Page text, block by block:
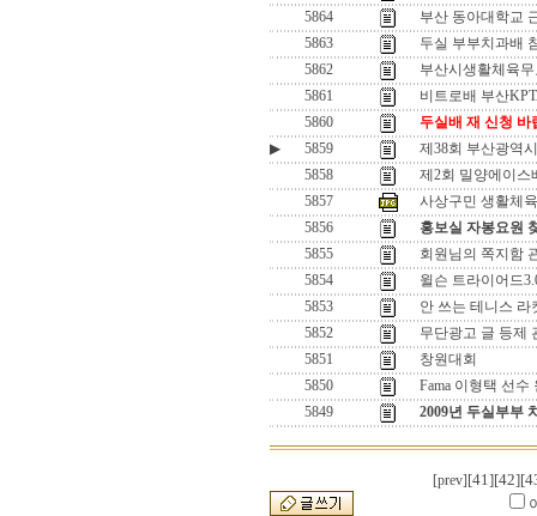
5864
부산 동아대학교
5863
두실 부부치과배
5862
부산시생활체육
5861
비트로배 부산
5860
두실배 재 신청 바
▶
5859
제38회 부산광역
5858
제2회 밀양에이스
5857
사상구민 생활체
5856
홍보실 자봉요원
5855
회원님의 쪽지함
5854
윌슨 트라이어드
5853
안 쓰는 테니스 라
5852
무단광고 글 등제
5851
창원대회
5850
Fama 이형택 선
5849
2009년 두실부부
[prev] [41][42]